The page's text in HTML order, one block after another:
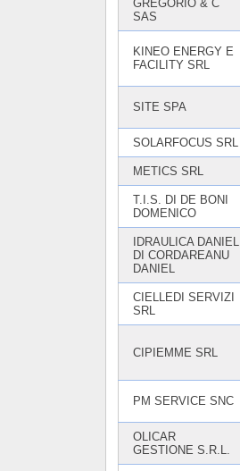
GREGORIO & C
SAS
KINEO ENERGY E
FACILITY SRL
SITE SPA
SOLARFOCUS SRL
METICS SRL
T.I.S. DI DE BONI
DOMENICO
IDRAULICA DANIEL
DI CORDAREANU
DANIEL
CIELLEDI SERVIZI
SRL
CIPIEMME SRL
PM SERVICE SNC
OLICAR
GESTIONE S.R.L.